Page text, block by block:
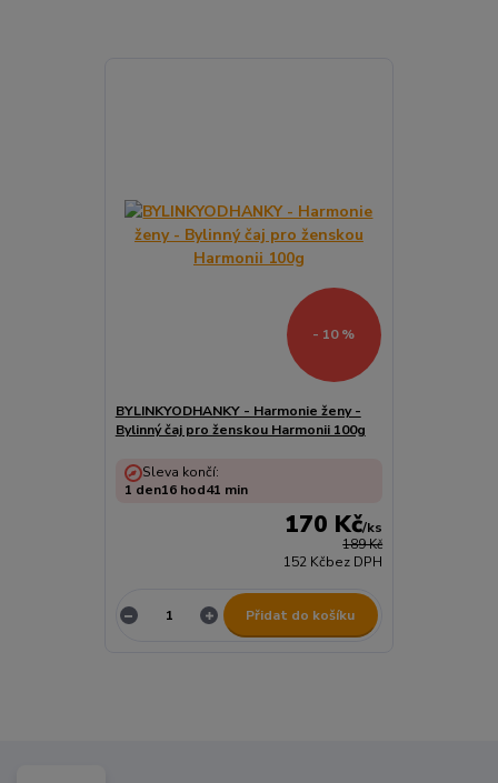
- 10 %
BYLINKYODHANKY - Harmonie ženy -
Bylinný čaj pro ženskou Harmonii 100g
189 Kč
170 Kč/ks
152 Kčbez DPH
Sleva končí:
1 den16 hod41 min
Přidat do košíku